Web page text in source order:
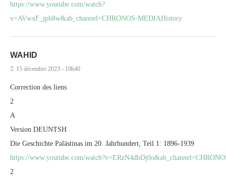
https://www.youtube.com/watch?
v=AVwxF_jph8w&ab_channel=CHRONOS-MEDIAHistory
WAHID
15 décembre 2023 - 19h40
Correction des liens
2
A
Version DEUNTSH
Die Geschichte Palästinas im 20. Jahrhundert, Teil 1: 1896-1939
https://www.youtube.com/
2